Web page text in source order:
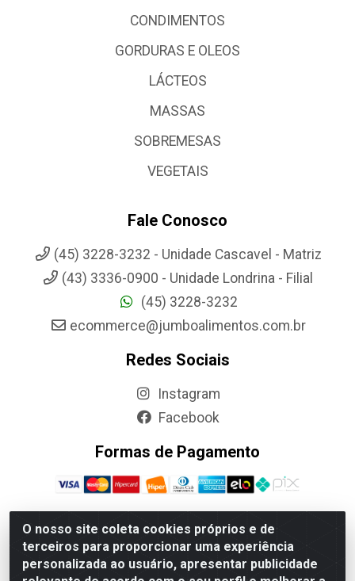
O nosso site coleta cookies próprios e de
terceiros para proporcionar uma experiência
personalizada ao usuário, apresentar publicidade
CONDIMENTOS
GORDURAS E OLEOS
LÁCTEOS
MASSAS
SOBREMESAS
VEGETAIS
Fale Conosco
(45) 3228-3232 - Unidade Cascavel - Matriz
(43) 3336-0900 - Unidade Londrina - Filial
(45) 3228-3232
ecommerce@jumboalimentos.com.br
Redes Sociais
Instagram
Facebook
Formas de Pagamento
Jumbo Alimentos Cascavel - Matriz - Rua Itatiba Do Sul, 161 -
Santos Dumont, Cascavel-PR - CEP 85804-700- CNPJ